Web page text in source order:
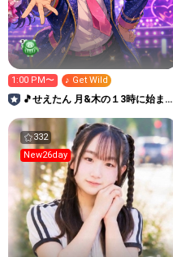
1:00 PM〜 ♪ Get Wild
🎵せえたん 月&木の１3時に始まる
332
New26day